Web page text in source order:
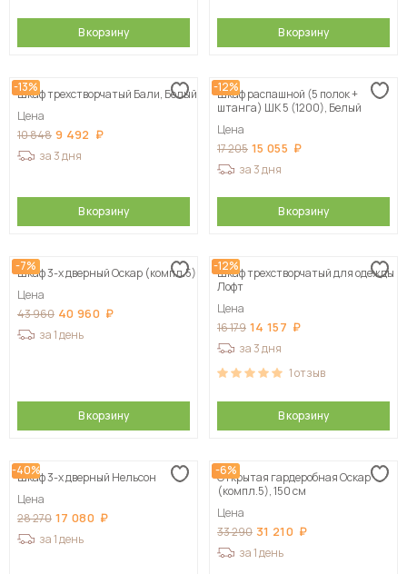
В корзину В корзину
-13%
Шкаф трехстворчатый Бали, Белый
Цена
10 848 9 492
за 3 дня
В корзину
-12%
Шкаф распашной (5 полок +
штанга) ШК 5 (1200), Белый
Цена
17 205 15 055
за 3 дня
В корзину
-7%
Шкаф 3-х дверный Оскар (компл.5)
Цена
43 960 40 960
за 1 день
В корзину
-12%
Шкаф трехстворчатый для одежды
Лофт
Цена
16 179 14 157
за 3 дня
1отзыв
В корзину
-40%
Шкаф 3-х дверный Нельсон
Цена
28 270 17 080
за 1 день
-6%
Открытая гардеробная Оскар
(компл.5), 150 см
Цена
33 290 31 210
за 1 день